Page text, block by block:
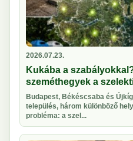
2026.07.23.
Kukába a
szeméthegyek a
Budapest, Békéscsaba és
település, három különböző
probléma: a szel...